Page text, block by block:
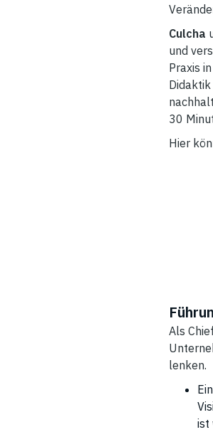
Culcha
und
Praxis
30
Hier
Als
lenken.
ist